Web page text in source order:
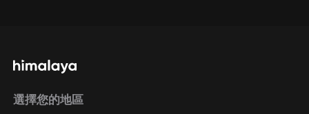
選擇您的地區